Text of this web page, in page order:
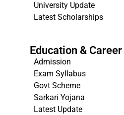
University Update
Latest Scholarships
Education & Career
Admission
Exam Syllabus
Govt Scheme
Sarkari Yojana
Latest Update